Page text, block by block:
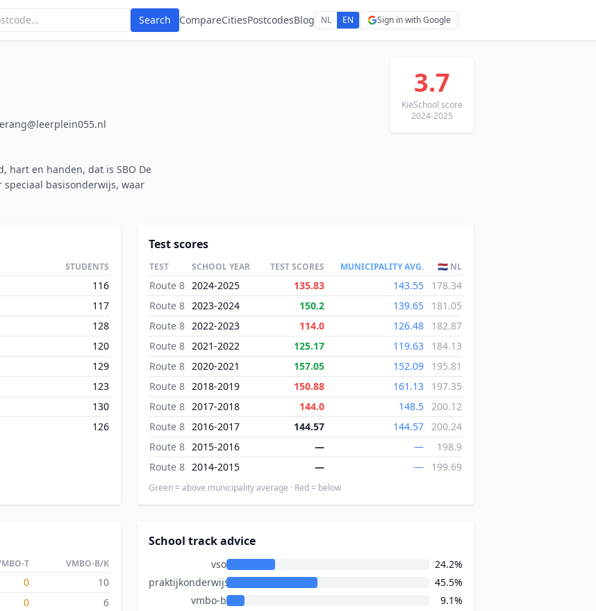
Search CompareCitiesPostcodesBlog NL EN Sign in with Google
hart en handen, dat is SBO De
speciaal basisonderwijs, waar
3.7
KieSchool score
2024-2025
STUDENTS
116
117
128
120
129
123
130
126
Test scores
TEST SCHOOL YEAR TEST SCORES MUNICIPALITY AVG. 🇳🇱 NL
Route 8 2024-2025 135.83 143.55
178.34
Route 8 2023-2024 150.2 139.65
181.05
Route 8 2022-2023 114.0 126.48
182.87
Route 8 2021-2022 125.17 119.63
184.13
Route 8 2020-2021 157.05 152.09
195.81
Route 8 2018-2019 150.88 161.13
197.35
Route 8 2017-2018 144.0 148.5 200.12
Route 8 2016-2017 144.57 144.57 200.24
Route 8 2015-2016 — —
198.9
Route 8 2014-2015 — — 199.69
Green = above municipality average · Red = below
T VMBO-B/K
0
10
0
6
School track advice
vso
24.2%
praktijkonderwijs
45.5%
vmbo-b
9.1%